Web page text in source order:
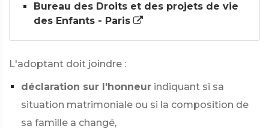
Bureau des Droits et des projets de vie
des Enfants - Paris
L'adoptant doit joindre :
déclaration sur l'honneur indiquant si sa
situation matrimoniale ou si la composition de
sa famille a changé,